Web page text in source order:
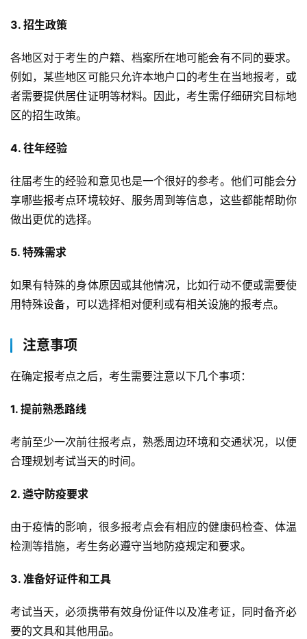
3. 招生政策
各地区对于考生的户籍、档案所在地可能会有不同的要求。
例如，某些地区可能只允许本地户口的考生在当地报考，或
者需要提供居住证明等材料。因此，考生需仔细研究目标地
区的招生政策。
4. 往年经验
往届考生的经验和意见也是一个很好的参考。他们可能会分
享哪些报考点环境较好、服务周到等信息，这些都能帮助你
做出更优的选择。
5. 特殊需求
如果有特殊的身体原因或其他情况，比如行动不便或需要使
用特殊设备，可以选择相对便利或有相关设施的报考点。
注意事项
在确定报考点之后，考生需要注意以下几个事项：
1. 提前熟悉路线
考前至少一次前往报考点，熟悉周边环境和交通状况，以便
合理规划考试当天的时间。
2. 遵守防疫要求
由于疫情的影响，很多报考点会有相应的健康码检查、体温
检测等措施，考生务必遵守当地防疫规定和要求。
3. 准备好证件和工具
考试当天，必须携带有效身份证件以及准考证，同时备齐必
要的文具和其他用品。